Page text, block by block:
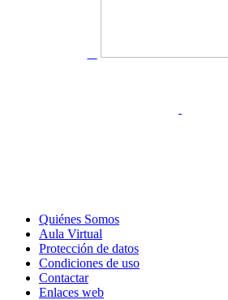
Quiénes Somos
Aula Virtual
Protección de datos
Condiciones de uso
Contactar
Enlaces web